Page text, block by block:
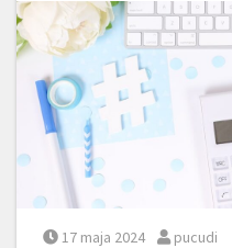
Posted on
17 maja 2024 Posted by
pucudi